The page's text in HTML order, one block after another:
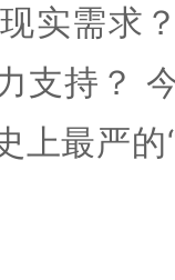
实需求
支持？
上最严的